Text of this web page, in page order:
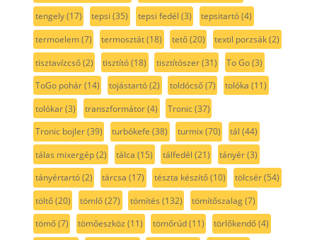
tengely(17) tepsi (35) tepsi fedél (3) tepsitartó(4)
termoelem(7) termosztát(18) tető(20) textil porzsák(2)
tisztavízcső(2) tisztító(18) tisztítószer(31) To Go(3)
ToGo pohár(14) tojástartó(2) toldócső(7) tolóka (11)
tolókar(3) transzformátor(4) Tronic(37)
Tronic bojler(39) turbókefe (38) turmix(70) tál (44)
tálas mixergép(2) tálca (15) tálfedél (21) tányér(3)
tányértartó(2) tárcsa (17) tészta készítő(10) tölcsér(54)
töltő(20) tömlő(27) tömítés (132) tömítőszalag(7)
tömő(7) tömőeszköz (11) tömőrúd(11) törlőkendő(4)